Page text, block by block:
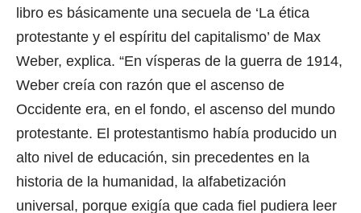
libro es básicamente una secuela de ‘La ética
protestante y el espíritu del capitalismo’ de Max
Weber, explica. “En vísperas de la guerra de 1914,
Weber creía con razón que el ascenso de
Occidente era, en el fondo, el ascenso del mundo
protestante. El protestantismo había producido un
alto nivel de educación, sin precedentes en la
historia de la humanidad, la alfabetización
universal, porque exigía que cada fiel pudiera leer